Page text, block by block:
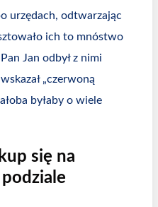
urzędach, odtwarzając
ich to mnóstwo
Jan odbył z nimi
„czerwoną
byłaby o wiele
się na